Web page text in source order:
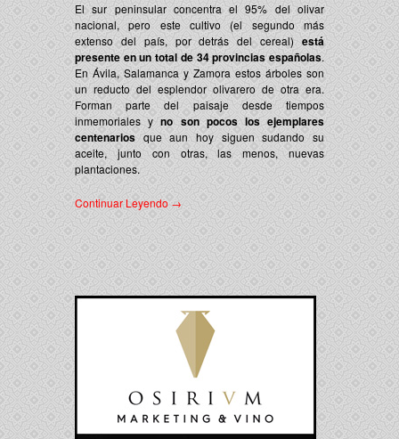
El sur peninsular concentra el 95% del olivar
nacional, pero este cultivo (el segundo más
extenso del país, por detrás del cereal) está
presente en un total de 34 provincias españolas.
En Ávila, Salamanca y Zamora estos árboles son
un reducto del esplendor olivarero de otra era.
Forman parte del paisaje desde tiempos
inmemoriales yno son pocos los ejemplares
centenarios que aun hoy siguen sudando su
aceite, junto con otras, las menos, nuevas
plantaciones.
Continuar Leyendo →